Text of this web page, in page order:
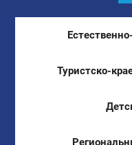
Туристско-